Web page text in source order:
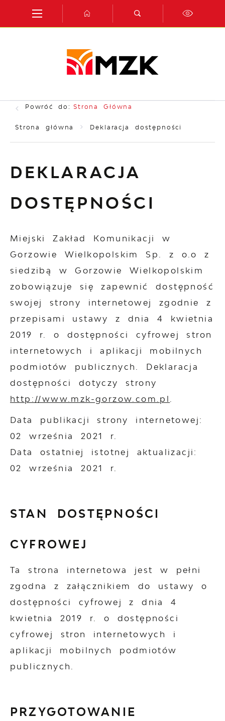
Przejdź do menu.
Przejdź do wyszukiwarki.
Przejdź do treści.
Przejdź do ustawień wielkości czcionki.
Włącz wersję kontrastową strony.
Powróć do: Strona Główna
Strona główna Deklaracja dostępności
DEKLARACJA
DOSTĘPNOŚCI
Miejski Zakład Komunikacji w
Gorzowie Wielkopolskim Sp. z o.o z
siedzibą w Gorzowie Wielkopolskim
zobowiązuje się zapewnić dostępność
swojej strony internetowej
zgodnie z
przepisami ustawy z dnia 4 kwietnia
2019 r. o dostępności cyfrowej stron
internetowych i aplikacji mobilnych
podmiotów publicznych. Deklaracja
dostępności dotyczy strony
http://www.mzk-gorzow.com.pl .
Data publikacji strony internetowej:
02 września 2021 r.
Data ostatniej istotnej aktualizacji:
02 września 2021 r.
STAN DOSTĘPNOŚCI
CYFROWEJ
Ta strona internetowa jest w pełni
zgodna z załącznikiem do ustawy o
dostępności cyfrowej z dnia 4
kwietnia 2019 r. o dostępności
cyfrowej stron internetowych i
aplikacji mobilnych podmiotów
publicznych.
PRZYGOTOWANIE